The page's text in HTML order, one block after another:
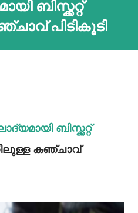
ബിസ്ക്കറ്റ്
പിടികൂടി
ബിസ്ക്കറ്റ്
കഞ്ചാവ്